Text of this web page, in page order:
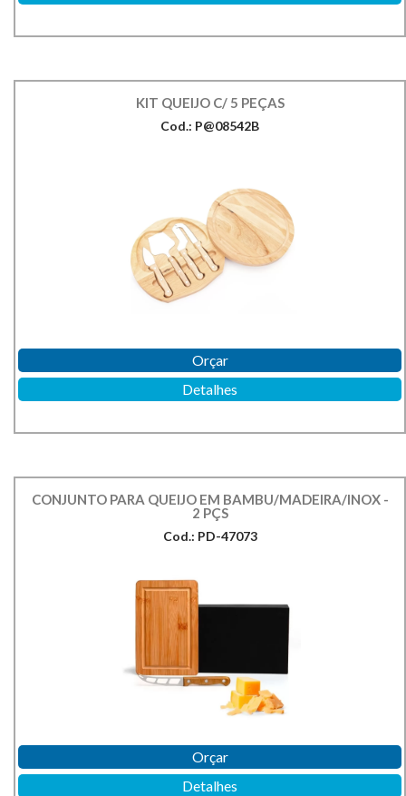
KIT QUEIJO C/ 5 PEÇAS
Cod.: P@08542B
Orçar
Detalhes
CONJUNTO PARA QUEIJO EM BAMBU/MADEIRA/INOX -
2 PÇS
Cod.: PD-47073
Orçar
Detalhes